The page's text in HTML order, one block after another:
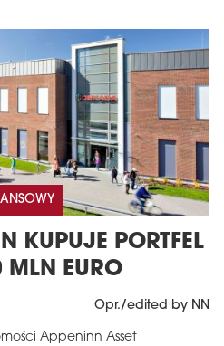
KUPUJE PORTFEL
MLN EURO
Opr./edited by NN
Appeninn Asset